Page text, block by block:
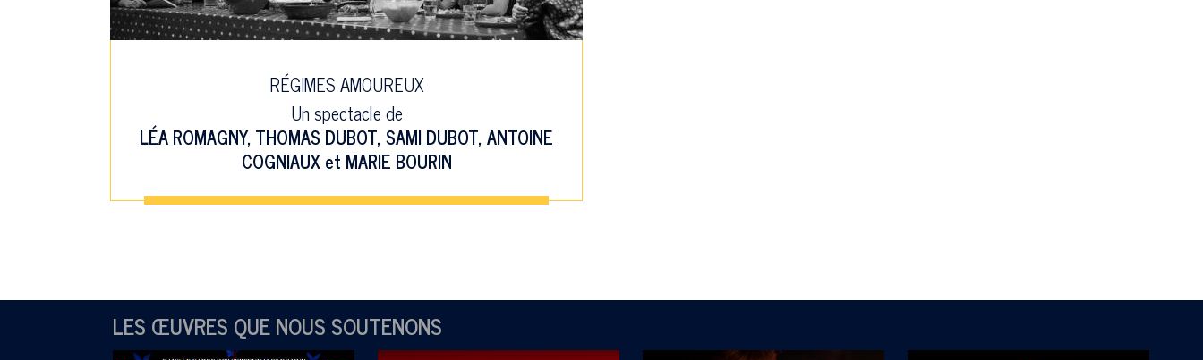
RÉGIMES AMOUREUX
Un spectacle de
LÉA ROMAGNY,THOMAS DUBOT,SAMI DUBOT,ANTOINE
COGNIAUXet MARIE BOURIN
LES ŒUVRES QUE NOUS SOUTENONS